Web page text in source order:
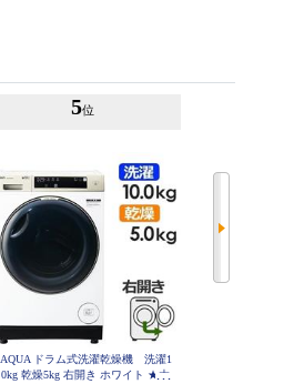
5位
AQUA ドラム式洗濯乾燥機 洗濯1
0kg 乾燥5kg 右開き ホワイト ★大